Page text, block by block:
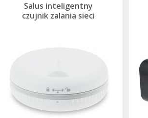
Salus inteligentny
czujnik zalania sieci